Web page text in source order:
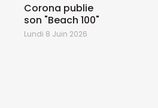
Corona publie
son "Beach 100"
Lundi 8 Juin 2026